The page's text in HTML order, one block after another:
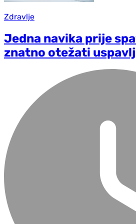
Zdravlje
Jedna navika prije
znatno otežati